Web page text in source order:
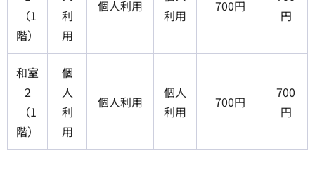
（1
階）
利
用
個人利用
利用
700円
円
和室
2
（1
階）
個
人
利
用
個人利用
個人
利用
700円
700
円